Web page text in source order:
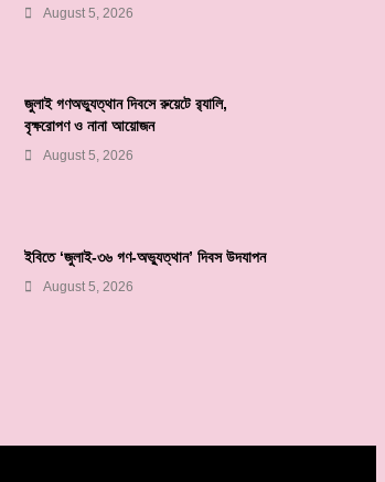
August 5, 2026
জুলাই গণঅভ্যুত্থান দিবসে রুয়েটে র‌্যালি,
বৃক্ষরোপণ ও নানা আয়োজন
August 5, 2026
ইবিতে ‘জুলাই-৩৬ গণ-অভ্যুত্থান’ দিবস উদযাপন
August 5, 2026